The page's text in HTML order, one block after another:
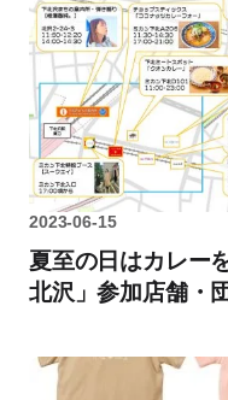
2023-06-15
夏至の日はカレー
北沢」参加店舗・